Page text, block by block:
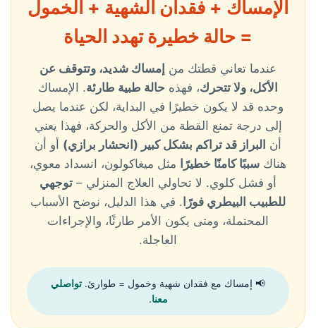
الإمساك + فقدان الشهية + الخمول
= حالة خطيرة تهدد الحياة
عندما تعاني قطتك من إمساك شديد، وتتوقف عن
الأكل، ولا تتحرك، فهذه حالة طبية طارئة. الإمساك
وحده قد لا يكون خطيرًا في البداية، لكن عندما يصل
إلى درجة تمنع القطة من الأكل والحركة، فهذا يعني
أن البراز قد تراكم بشكل كبير (انحشار برازي) أو أن
هناك سببًا كامنًا خطيرًا
مثل ميغاكولون، انسداد معوي،
أو فشل كلوي. لا تحاولي العلاج المنزلي – توجهي
للطبيب البيطري فورًا . في هذا الدليل، نوضح الأسباب
المحتملة، ومتى يكون الأمر طارئًا، والإجراءات
العاجلة.
📢 إمساك مع فقدان شهية وخمول = طوارئ. تواصلي
معنا.